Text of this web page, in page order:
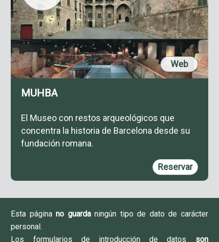
Web
MUHBA
El Museo con restos arqueológicos que
concentra la historia de Barcelona desde su
fundación romana.
Reservar
Esta páginano guardaningún tipo de dato de carácter
personal.
Los formularios de introducción de datos son